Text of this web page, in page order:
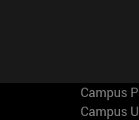
Campus
Campus